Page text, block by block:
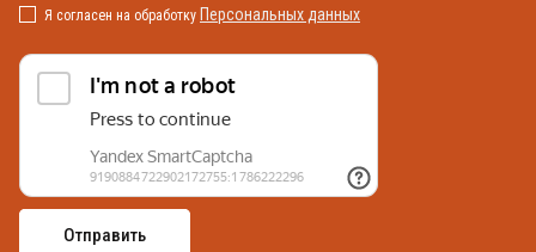
Я согласен на обработку Персональных данных